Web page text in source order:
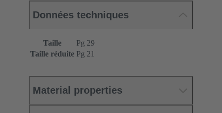
Données techniques
Taille
Pg 29
Taille réduite Pg 21
Material properties